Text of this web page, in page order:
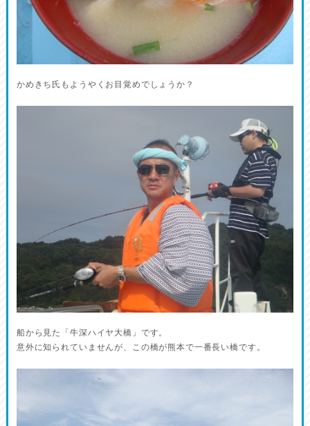
かめきち氏もようやくお目覚めでしょうか？
船から見た「牛深ハイヤ大橋」です。
意外に知られていませんが、この橋が熊本で一番長い橋です。